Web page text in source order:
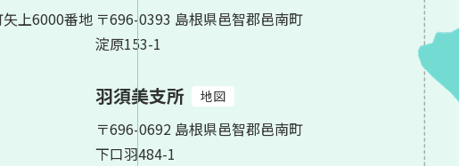
上6000番地 〒696-0393 島根県邑智郡邑南町
淀原153-1
羽須美支所 地図
〒696-0692 島根県邑智郡邑南町
下口羽484-1